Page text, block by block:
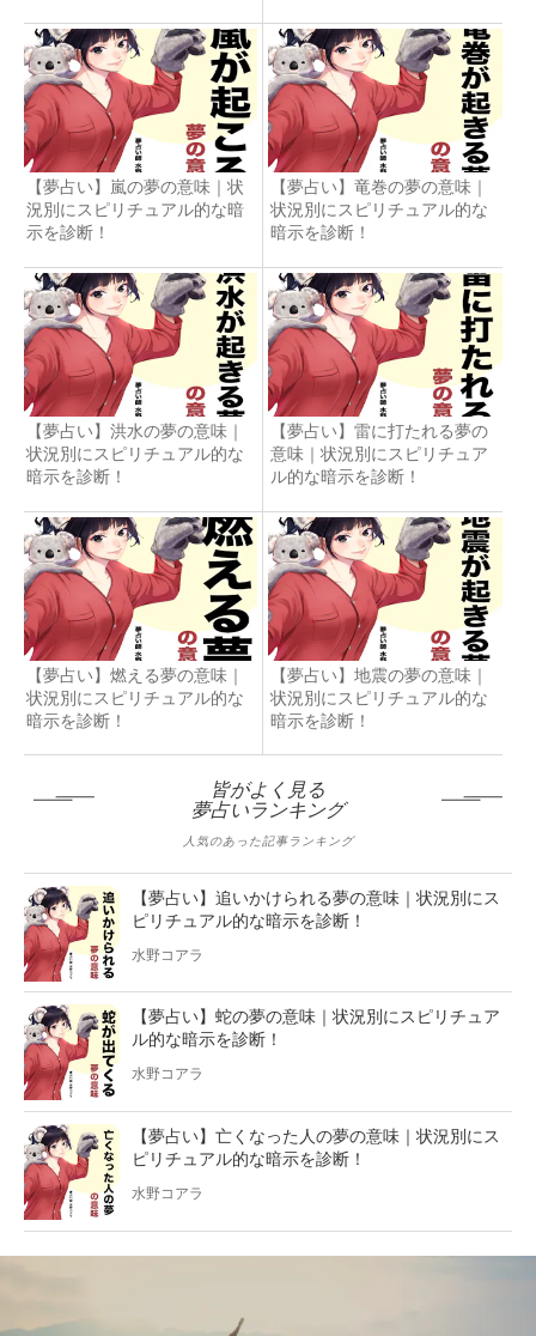
【夢占い】嵐の夢の意味｜状
況別にスピリチュアル的な暗
示を診断！
【夢占い】竜巻の夢の意味｜
状況別にスピリチュアル的な
暗示を診断！
【夢占い】洪水の夢の意味｜
状況別にスピリチュアル的な
暗示を診断！
【夢占い】雷に打たれる夢の
意味｜状況別にスピリチュア
ル的な暗示を診断！
【夢占い】燃える夢の意味｜
状況別にスピリチュアル的な
暗示を診断！
【夢占い】地震の夢の意味｜
状況別にスピリチュアル的な
暗示を診断！
皆がよく見る
夢占いランキング
人気のあった記事ランキング
【夢占い】追いかけられる夢の意味｜状況別にス
ピリチュアル的な暗示を診断！
水野コアラ
【夢占い】蛇の夢の意味｜状況別にスピリチュア
ル的な暗示を診断！
水野コアラ
【夢占い】亡くなった人の夢の意味｜状況別にス
ピリチュアル的な暗示を診断！
水野コアラ